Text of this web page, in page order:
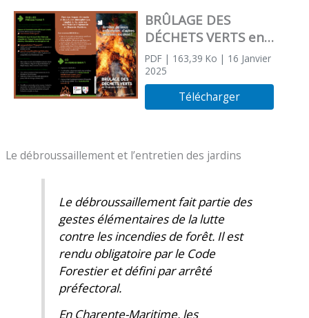
BRÛLAGE DES
DÉCHETS VERTS en
Charente-Maritime
PDF| 163,39 Ko | 16 Janvier
2025
Télécharger
Le débroussaillement et l’entretien des jardins
Le débroussaillement fait partie des
gestes élémentaires de la lutte
contre les incendies de forêt. Il est
rendu obligatoire par le Code
Forestier et défini par arrêté
préfectoral.
En Charente-Maritime, les